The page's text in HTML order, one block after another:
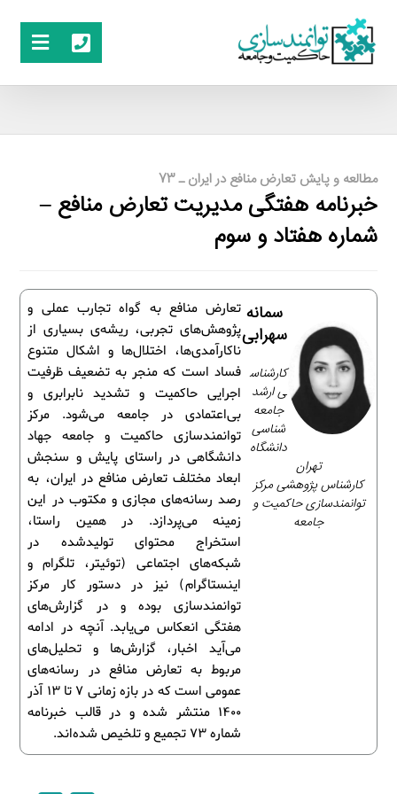
مطالعه و پایش تعارض منافع در ایران ـ 73
خبرنامه هفتگی مدیریت تعارض منافع –
شماره هفتاد و سوم
تعارض منافع به گواه تجارب عملی و
پژوهش‌های تجربی، ریشه‌ی بسیاری از
ناکارآمدی‌ها، اختلال‌ها و اشکال متنوع
فساد است که منجر به تضعیف ظرفیت
اجرایی حاکمیت و تشدید نابرابری و
بی‌اعتمادی در جامعه می‌شود. مرکز
توانمندسازی حاکمیت و جامعه جهاد
دانشگاهی در راستای پایش و سنجش
ابعاد مختلف تعارض منافع در ایران، به
رصد رسانه‌های مجازی و مکتوب در این
زمینه می‌پردازد. در همین راستا،
استخراج محتوای تولیدشده در
شبکه‌های اجتماعی (توئیتر، تلگرام و
اینستاگرام) نیز در دستور کار مرکز
توانمندسازی بوده و در گزارش‌های
هفتگی انعکاس می‌یابد. آنچه در ادامه
می‌آید اخبار، گزارش‌ها و تحلیل‌های
مربوط به تعارض منافع در رسانه‌های
عمومی است که در بازه زمانی 7 تا 13 آذر
1400 منتشر شده و در قالب خبرنامه
شماره 73 تجمیع و تلخیص شده‌اند.
سمانه
سهرابی
کارشناس
ی ارشد
جامعه‌
شناسی
دانشگاه
تهران
کارشناس پژوهشی مرکز
توانمندسازی حاکمیت و
جامعه